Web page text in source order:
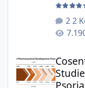
2